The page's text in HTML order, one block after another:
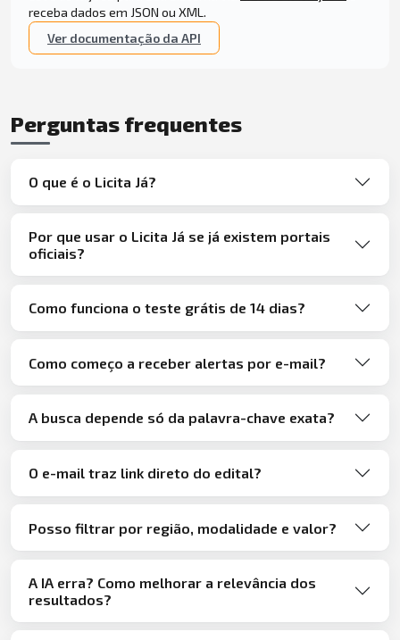
receba dados em JSON ou XML.
Ver documentação da API
Perguntas frequentes
O que é o Licita Já?
Por que usar o Licita Já se já existem portais
oficiais?
Como funciona o teste grátis de 14 dias?
Como começo a receber alertas por e-mail?
A busca depende só da palavra-chave exata?
O e-mail traz link direto do edital?
Posso filtrar por região, modalidade e valor?
A IA erra? Como melhorar a relevância dos
resultados?